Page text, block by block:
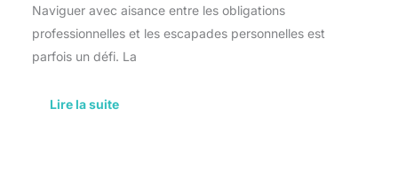
Naviguer avec aisance entre les obligations
professionnelles et les escapades personnelles est
parfois un défi. La
Lire la suite